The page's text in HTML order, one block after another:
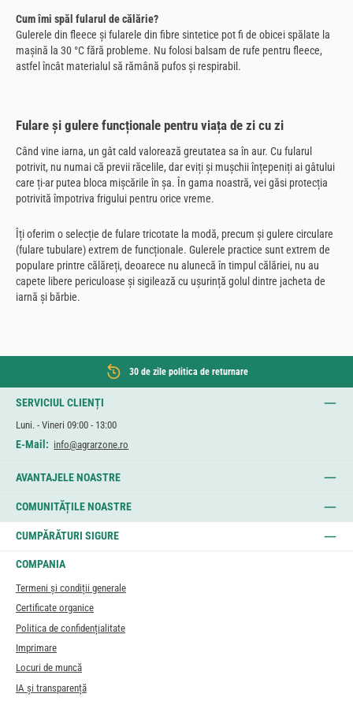
Cum îmi spăl fularul de călărie?
Gulerele din fleece și fularele din fibre sintetice pot fi de obicei spălate la
mașină la 30 °C fără probleme. Nu folosi balsam de rufe pentru fleece,
astfel încât materialul să rămână pufos și respirabil.
Fulare și gulere funcționale pentru viața de zi cu zi
Când vine iarna, un gât cald valorează greutatea sa în aur. Cu fularul
potrivit, nu numai că previi răcelile, dar eviți și mușchii înțepeniți ai gâtului
care ți-ar putea bloca mișcările în șa. În gama noastră, vei găsi protecția
potrivită împotriva frigului pentru orice vreme.
Îți oferim o selecție de fulare tricotate la modă, precum și gulere circulare
(fulare tubulare) extrem de funcționale. Gulerele practice sunt extrem de
populare printre călăreți, deoarece nu alunecă în timpul călăriei, nu au
capete libere periculoase și sigilează cu ușurință golul dintre jacheta de
iarnă și bărbie.
30 de zile politica de returnare
SERVICIUL CLIENȚI
Luni. - Vineri 09:00 - 13:00
E-Mail: info@agrarzone.ro
AVANTAJELE NOASTRE
COMUNITĂȚILE NOASTRE
CUMPĂRĂTURI SIGURE
COMPANIA
Termeni și condiții generale
Certificate organice
Politica de confidențialitate
Imprimare
Locuri de muncă
IA și transparență